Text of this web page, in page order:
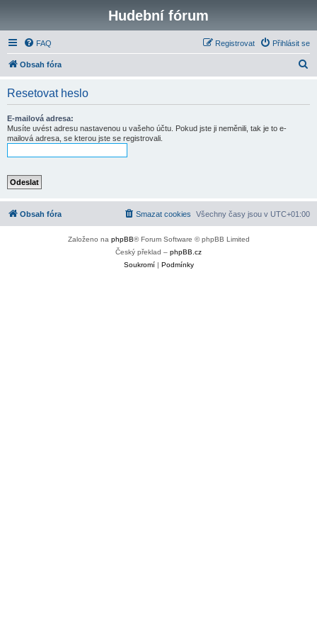
Hudební fórum
FAQ Přihlásit se
Registrovat
Obsah fóra
Resetovat heslo
E-mailová adresa:
Musíte uvést adresu nastavenou u vašeho účtu. Pokud jste ji neměnili, tak je to e-
mailová adresa, se kterou jste se registrovali.
Obsah fóra Všechny časy jsou v UTC+01:00
Smazat cookies
Založeno na phpBB® Forum Software © phpBB Limited
Český překlad – phpBB.cz
Soukromí| Podmínky